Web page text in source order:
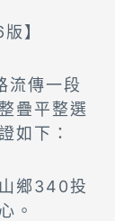
】
流傳一段
疊平整選
如下：
鄉340投
。